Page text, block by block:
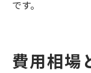
です。
費用相場